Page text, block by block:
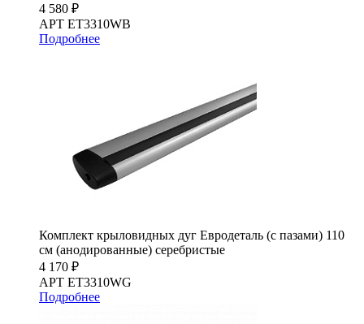
4 580 ₽
АРТ ET3310WB
Подробнее
Комплект крыловидных дуг Евродеталь (с пазами) 110
см (анодированные) серебристые
4 170 ₽
АРТ ET3310WG
Подробнее